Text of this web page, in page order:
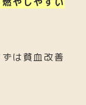
は貧血改善